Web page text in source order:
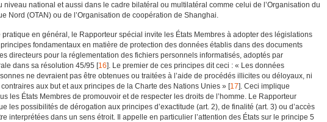
niveau national et aussi dans le cadre bilatéral ou multilatéral comme celui de l’Organisation du
Nord (OTAN) ou de l’Organisation de coopération de Shanghai.
pratique en général, le Rapporteur spécial invite les États Membres à adopter des législations
fondamentaux en matière de protection des données établis dans des documents
directeurs pour la réglementation des fichiers personnels informatisés, adoptés par
dans sa résolution 45/95 [16]. Le premier de ces principes dit ceci : « Les données
ne devraient pas être obtenues ou traitées à l’aide de procédés illicites ou déloyaux, ni
aux but et aux principes de la Charte des Nations Unies » [17]. Ceci implique
les États Membres de promouvoir et de respecter les droits de l’homme. Le Rapporteur
les possibilités de dérogation aux principes d’exactitude (art. 2), de finalité (art. 3) ou d’accès
interprétées dans un sens étroit. Il appelle en particulier l’attention des États sur le principe 5